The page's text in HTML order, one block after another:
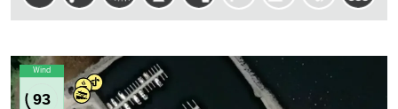
Wind
93